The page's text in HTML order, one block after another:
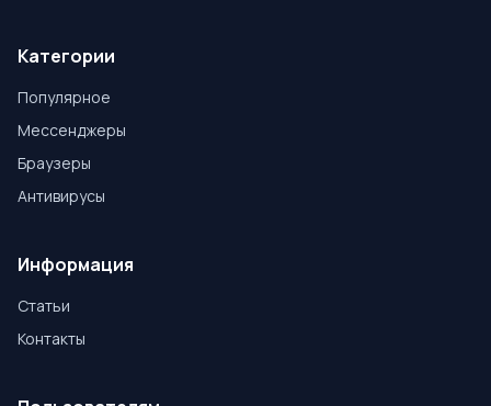
Категории
Популярное
Мессенджеры
Браузеры
Антивирусы
Информация
Статьи
Контакты